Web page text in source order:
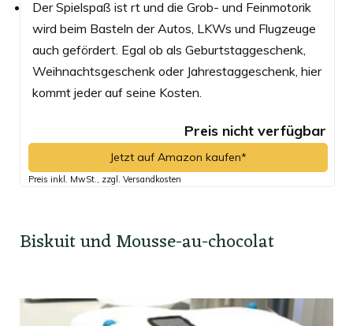
Der Spielspaß ist rt und die Grob- und Feinmotorik
wird beim Basteln der Autos, LKWs und Flugzeuge
auch gefördert. Egal ob als Geburtstaggeschenk,
Weihnachtsgeschenk oder Jahrestaggeschenk, hier
kommt jeder auf seine Kosten.
Preis nicht verfügbar
Jetzt auf Amazon kaufen*
Preis inkl. MwSt., zzgl. Versandkosten
Biskuit und Mousse-au-chocolat